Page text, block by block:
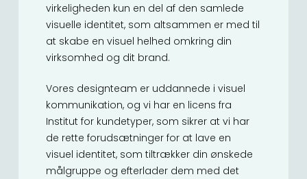
virkeligheden kun en del af den samlede
visuelle identitet, som altsammen er med til
at skabe en visuel helhed omkring din
virksomhed og dit brand.
Vores designteam er uddannede i visuel
kommunikation, og vi har en licens fra
Institut for kundetyper, som sikrer at vi har
de rette forudsætninger for at lave en
visuel identitet, som tiltrækker din ønskede
målgruppe og efterlader dem med det